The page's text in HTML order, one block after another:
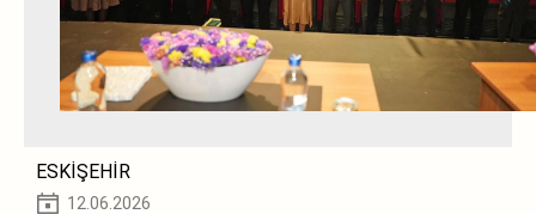
ESKİŞEHİR
12.06.2026